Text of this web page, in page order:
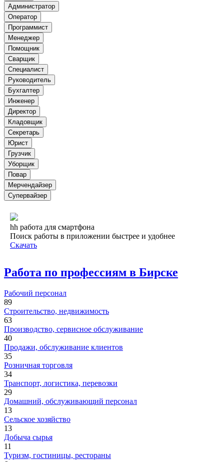
Администратор
Оператор
Программист
Менеджер
Помощник
Сварщик
Специалист
Руководитель
Бухгалтер
Инженер
Директор
Кладовщик
Секретарь
Юрист
Грузчик
Уборщик
Повар
Мерчендайзер
Супервайзер
hh работа для смартфона
Поиск работы в приложении быстрее и удобнее
Скачать
Работа по профессиям в Бирске
Рабочий персонал
89
Строительство, недвижимость
63
Производство, сервисное обслуживание
40
Продажи, обслуживание клиентов
35
Розничная торговля
34
Транспорт, логистика, перевозки
29
Домашний, обслуживающий персонал
13
Сельское хозяйство
13
Добыча сырья
11
Туризм, гостиницы, рестораны